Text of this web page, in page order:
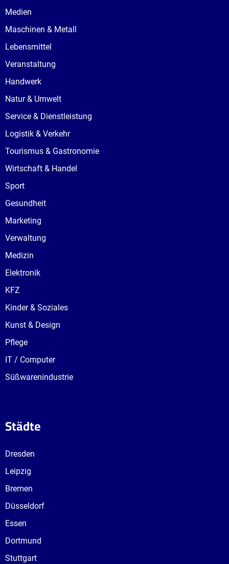
Medien
Maschinen & Metall
Lebensmittel
Veranstaltung
Handwerk
Natur & Umwelt
Service & Dienstleistung
Logistik & Verkehr
Tourismus & Gastronomie
Wirtschaft & Handel
Sport
Gesundheit
Marketing
Verwaltung
Medizin
Elektronik
KFZ
Kinder & Soziales
Kunst & Design
Pflege
IT / Computer
Süßwarenindustrie
Städte
Dresden
Leipzig
Bremen
Düsseldorf
Essen
Dortmund
Stuttgart